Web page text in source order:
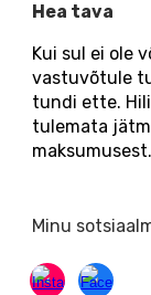
Hea tava
Kui sul ei ole
vastuvõtule
tundi ette.
tulemata
maksumusest.
Minu